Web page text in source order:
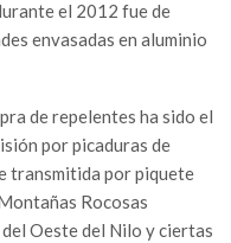
el 2012 fue de
envasadas en aluminio
de repelentes ha sido el
por picaduras de
transmitida por piquete
Rocosas
Oeste del Nilo y ciertas